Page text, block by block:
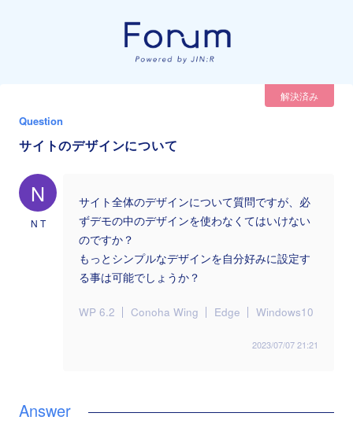
解決済み
Question
サイトのデザインについて
N
N T
サイト全体のデザインについて質問ですが、必
ずデモの中のデザインを使わなくてはいけない
のですか？
もっとシンプルなデザインを自分好みに設定す
る事は可能でしょうか？
WP 6.2 Conoha Wing Edge Windows10
2023/07/07 21:21